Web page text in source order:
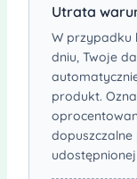
Utrata
W przypadku
dniu, Twoje
produkt.
dopuszczalne